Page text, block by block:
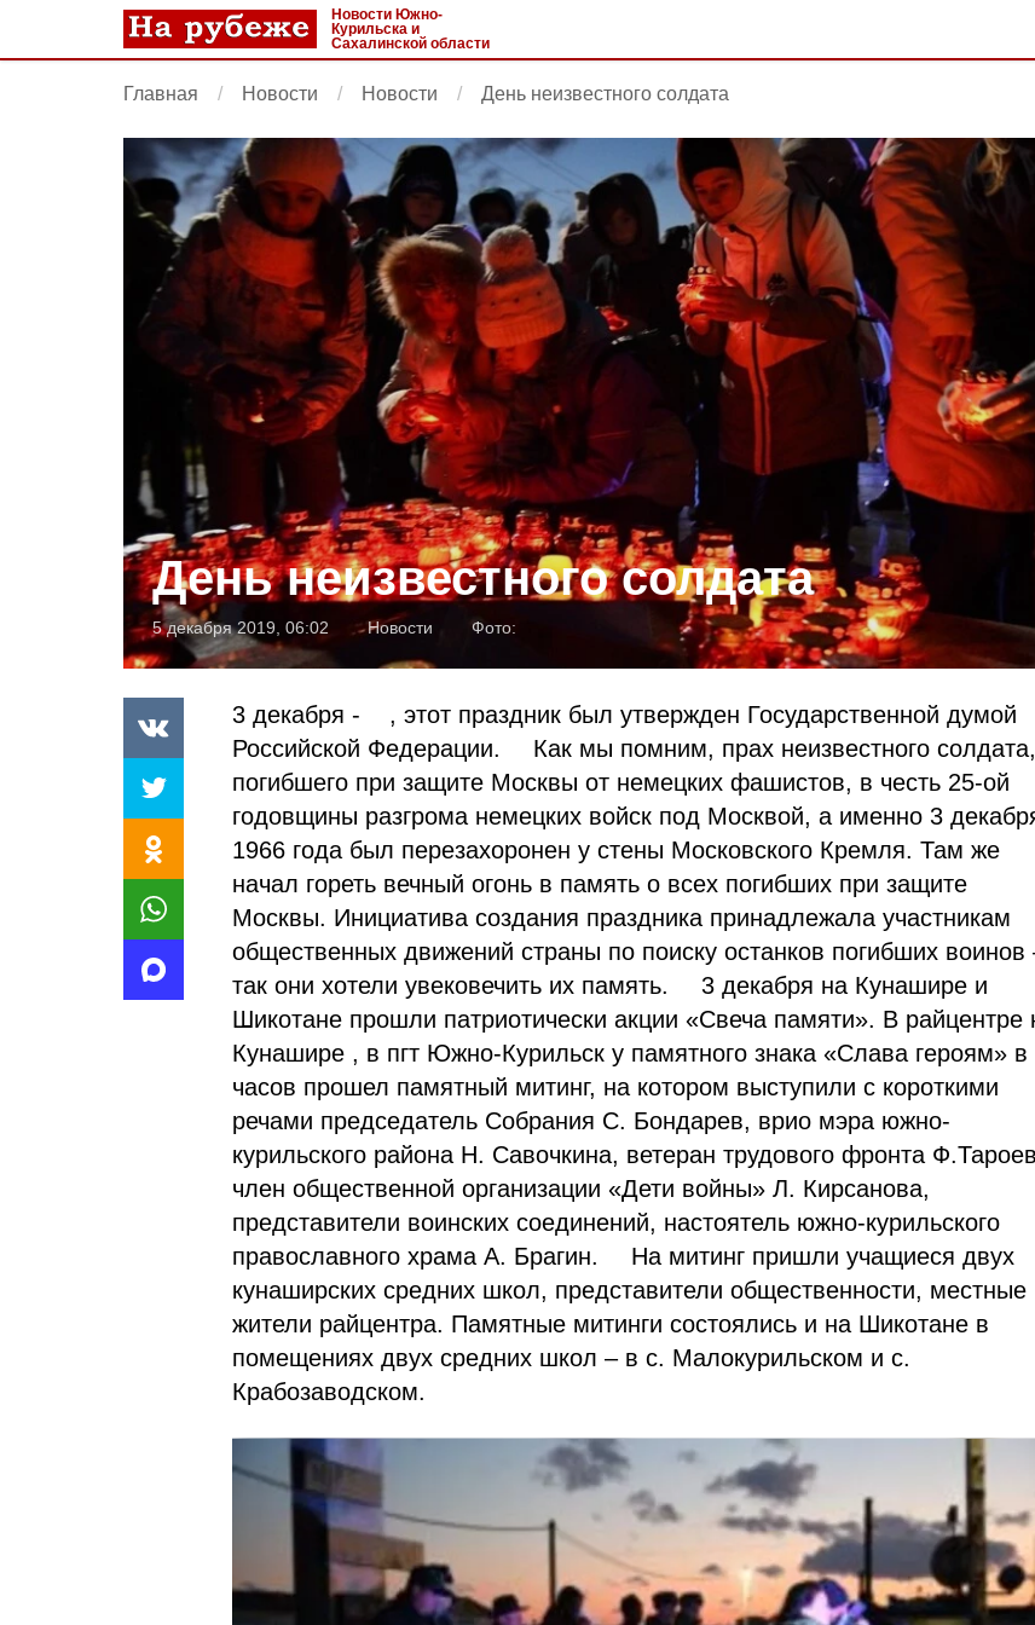
Новости Южно-
Курильска и
Сахалинской области
Главная Новости Новости День неизвестного солдата
День неизвестного солдата
5 декабря 2019, 06:02 Новости Фото:
3 декабря - , этот праздник был утвержден Государственной думой
Российской Федерации. ⠀ Как мы помним, прах неизвестного солдата,
погибшего при защите Москвы от немецких фашистов, в честь 25-ой
годовщины разгрома немецких войск под Москвой, а именно 3
1966 года был перезахоронен у стены Московского Кремля. Там же
начал гореть вечный огонь в память о всех погибших при защите
Москвы. Инициатива создания праздника принадлежала участникам
общественных движений страны по поиску останков погибших
так они хотели увековечить их память. ⠀ 3 декабря на Кунашире и
Шикотане прошли патриотически акции «Свеча памяти». В райцентре
Кунашире , в пгт Южно-Курильск у памятного знака «Слава героям» в
часов прошел памятный митинг, на котором выступили с короткими
речами председатель Собрания С. Бондарев, врио мэра южно-
курильского района Н. Савочкина, ветеран трудового фронта
член общественной организации «Дети войны» Л. Кирсанова,
представители воинских соединений, настоятель южно-курильского
православного храма А. Брагин. ⠀ На митинг пришли учащиеся двух
кунаширских средних школ, представители общественности, местные
жители райцентра. Памятные митинги состоялись и на Шикотане в
помещениях двух средних школ – в с. Малокурильском и с.
Крабозаводском.